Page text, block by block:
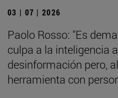
03 | 07 | 2026
Paolo Rosso: "Es
culpa a la inteligencia
desinformación pero,
herramienta con